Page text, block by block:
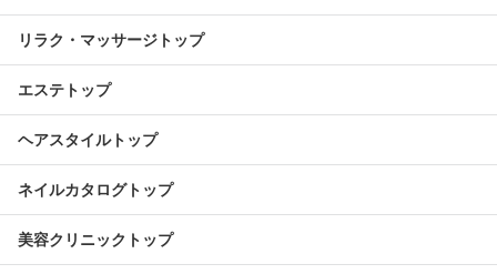
リラク・マッサージトップ
エステトップ
ヘアスタイルトップ
ネイルカタログトップ
美容クリニックトップ